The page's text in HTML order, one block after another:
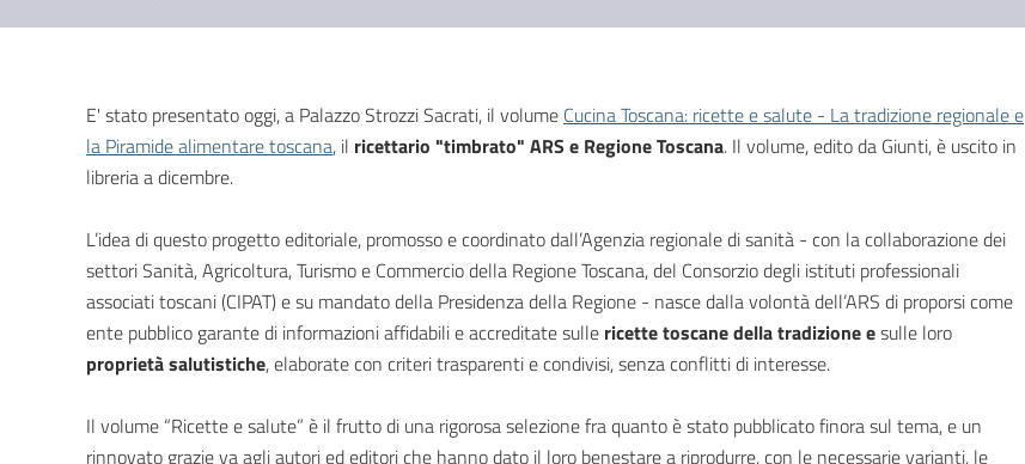
E' stato presentato oggi, a Palazzo Strozzi Sacrati, il volume Cucina Toscana: ricette e salute - La tradizione regionale e
la Piramide alimentare toscana, il ricettario "timbrato" ARS e Regione Toscana. Il volume, edito da Giunti, è uscito in
libreria a dicembre.
L’idea di questo progetto editoriale, promosso e coordinato dall’Agenzia regionale di sanità - con la collaborazione dei
settori Sanità, Agricoltura, Turismo e Commercio della Regione Toscana, del Consorzio degli istituti professionali
associati toscani (CIPAT) e su mandato della Presidenza della Regione - nasce dalla volontà dell’ARS di proporsi come
ente pubblico garante di informazioni affidabili e accreditate sulle ricette toscane della tradizione esulle loro
proprietà salutistiche, elaborate con criteri trasparenti e condivisi, senza conflitti di interesse.
Il volume “Ricette e salute” è il frutto di una rigorosa selezione fra quanto è stato pubblicato finora sul tema, e un
rinnovato grazie va agli autori ed editori che hanno dato il loro benestare a riprodurre, con le necessarie varianti, le